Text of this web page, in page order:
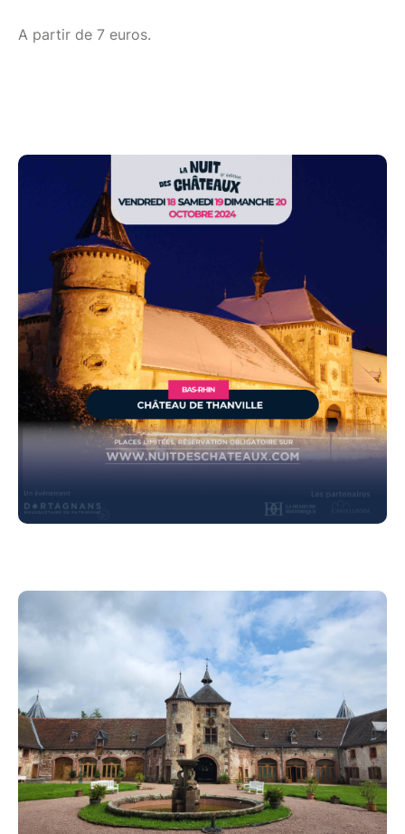
A partir de 7 euros.